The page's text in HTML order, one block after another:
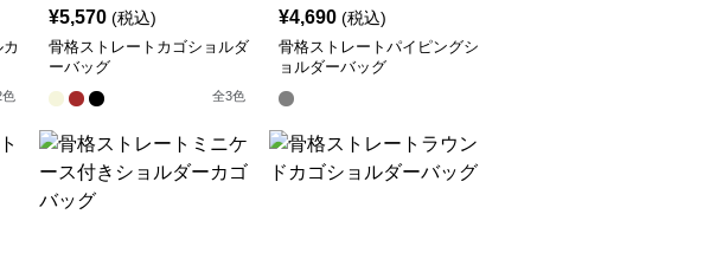
色
¥5,570 (税込)
骨格ストレートカゴショルダ
ーバッグ
全3色
¥4,690 (税込)
骨格ストレートパイピングシ
ョルダーバッグ